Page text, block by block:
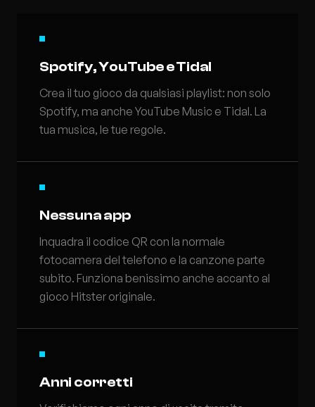
Spotify, YouTube e Tidal
Crea il tuo gioco da qualsiasi playlist: non solo
Spotify, ma anche YouTube Music e Tidal. La
tua musica, le tue regole.
Nessuna app
Inquadra il codice QR con la normale
fotocamera del telefono e la canzone parte
subito. Funziona benissimo anche accanto al
gioco Hitster originale.
Anni corretti